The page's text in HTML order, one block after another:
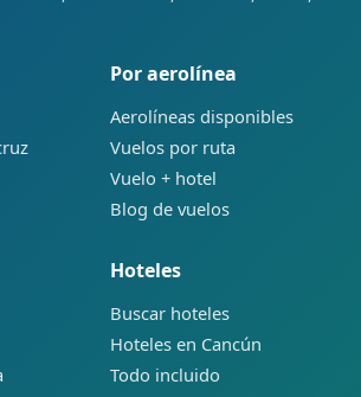
Por aerolínea
Aerolíneas disponibles
Vuelos por ruta
Vuelo + hotel
Blog de vuelos
Hoteles
Buscar hoteles
Hoteles en Cancún
Todo incluido